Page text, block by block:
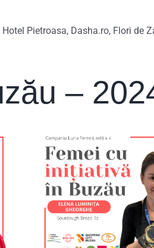
Pietroasa, Dasha.ro, Flori de
–